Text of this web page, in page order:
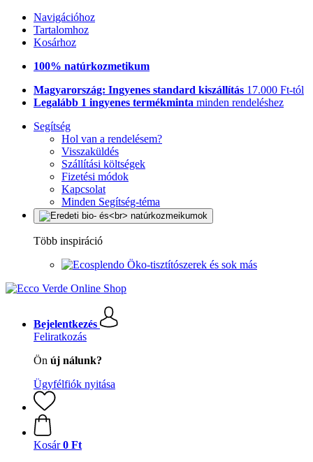
Navigációhoz
Tartalomhoz
Kosárhoz
100% natúrkozmetikum
Magyarország: Ingyenes standard kiszállítás 17.000 Ft-tól
Legalább 1 ingyenes termékminta minden rendeléshez
Segítség
Hol van a rendelésem?
Visszaküldés
Szállítási költségek
Fizetési módok
Kapcsolat
Minden Segítség-téma
Több inspiráció
Öko-tisztítószerek és sok más
Bejelentkezés
Feliratkozás
Ön új nálunk?
Ügyfélfiók nyitása
Kosár 0 Ft